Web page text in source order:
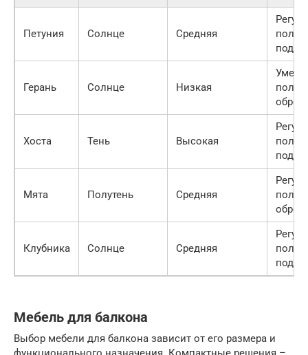
Петуния Солнце Средняя
полив,
Герань Солнце Низкая
полив,
Хоста Тень Высокая
полив,
Мята Полутень Средняя
полив,
Клубника Солнце Средняя
полив,
Мебель для балкона
Выбор мебели для балкона зависит от его размера и